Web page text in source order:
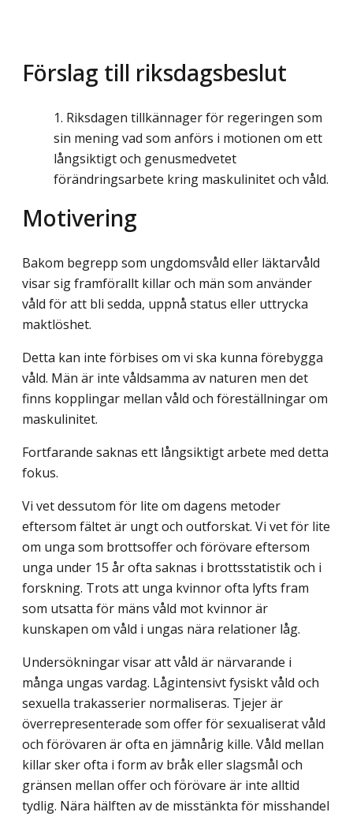
Förslag till riksdagsbeslut
Riksdagen tillkännager för regeringen som
sin mening vad som anförs i motionen om ett
långsiktigt och genusmedvetet
förändringsarbete kring maskulinitet och våld.
Motivering
Bakom begrepp som ungdomsvåld eller läktarvåld
visar sig framförallt killar och män som använder
våld för att bli sedda, uppnå status eller uttrycka
maktlöshet.
Detta kan inte förbises om vi ska kunna förebygga
våld. Män är inte våldsamma av naturen men det
finns kopplingar mellan våld och föreställningar om
maskulinitet.
Fortfarande saknas ett långsiktigt arbete med detta
fokus.
Vi vet dessutom för lite om dagens metoder
eftersom fältet är ungt och outforskat. Vi vet för lite
om unga som brottsoffer och förövare eftersom
unga under 15 år ofta saknas i brottsstatistik och i
forskning. Trots att unga kvinnor ofta lyfts fram
som utsatta för mäns våld mot kvinnor är
kunskapen om våld i ungas nära relationer låg.
Undersökningar visar att våld är närvarande i
många ungas vardag. Lågintensivt fysiskt våld och
sexuella trakasserier normaliseras. Tjejer är
överrepresenterade som offer för sexualiserat våld
och förövaren är ofta en jämnårig kille. Våld mellan
killar sker ofta i form av bråk eller slagsmål och
gränsen mellan offer och förövare är inte alltid
tydlig. Nära hälften av de misstänkta för misshandel